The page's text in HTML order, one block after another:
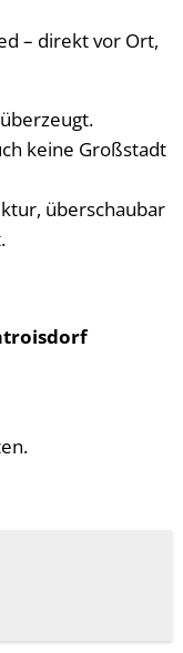
– direkt vor Ort,
keine Großstadt
überschaubar